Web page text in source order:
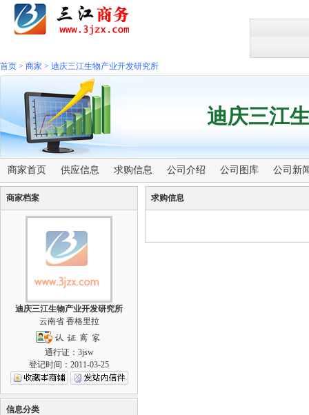
首页 > 商家 > 迪庆三江生物产业开发研究所
迪庆三江
商家首页 供应信息 求购信息 公司介绍 公司图库 公司新
商家档案
迪庆三江生物产业开发研究所
云南省 香格里拉
通行证：3jsw
登记时间：2011-03-25
信息分类
求购信息